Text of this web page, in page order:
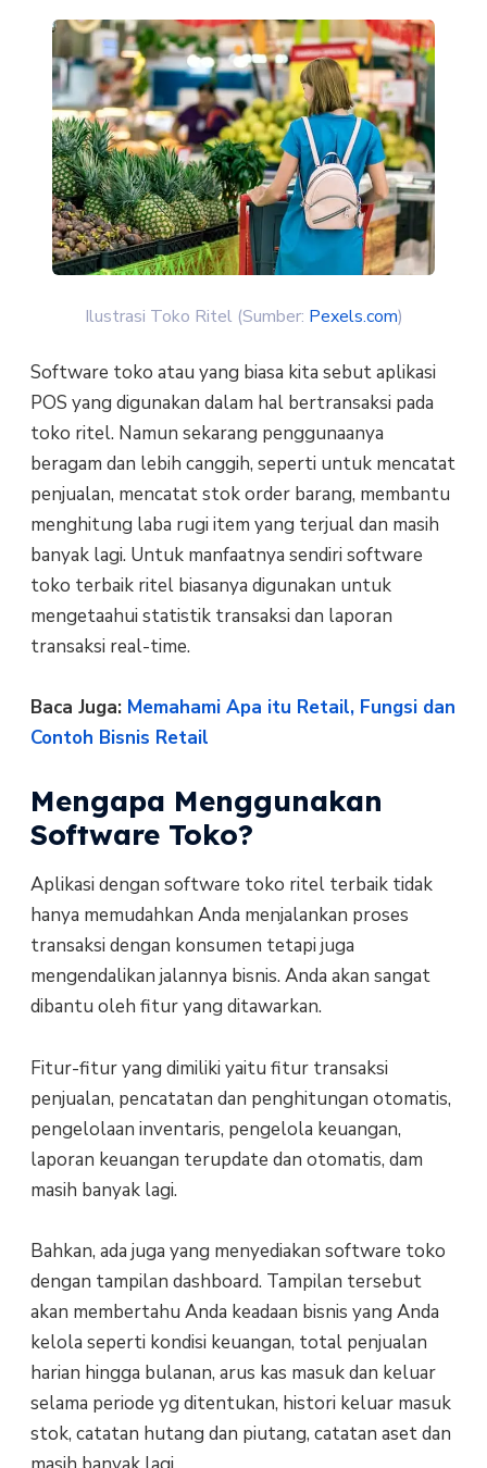
Ilustrasi Toko Ritel (Sumber: Pexels.com)
Software toko atau yang biasa kita sebut aplikasi
POS yang digunakan dalam hal bertransaksi pada
toko ritel. Namun sekarang penggunaanya
beragam dan lebih canggih, seperti untuk mencatat
penjualan, mencatat stok order barang, membantu
menghitung laba rugi item yang terjual dan masih
banyak lagi. Untuk manfaatnya sendiri software
toko terbaik ritel biasanya digunakan untuk
mengetaahui statistik transaksi dan laporan
transaksi real-time.
Baca Juga: Memahami Apa itu Retail, Fungsi dan
Contoh Bisnis Retail
Mengapa Menggunakan
Software Toko?
Aplikasi dengan software toko ritel terbaik tidak
hanya memudahkan Anda menjalankan proses
transaksi dengan konsumen tetapi juga
mengendalikan jalannya bisnis. Anda akan sangat
dibantu oleh fitur yang ditawarkan.
Fitur-fitur yang dimiliki yaitu fitur transaksi
penjualan, pencatatan dan penghitungan otomatis,
pengelolaan inventaris, pengelola keuangan,
laporan keuangan terupdate dan otomatis, dam
masih banyak lagi.
Bahkan, ada juga yang menyediakan software toko
dengan tampilan dashboard. Tampilan tersebut
akan membertahu Anda keadaan bisnis yang Anda
kelola seperti kondisi keuangan, total penjualan
harian hingga bulanan, arus kas masuk dan keluar
selama periode yg ditentukan, histori keluar masuk
stok, catatan hutang dan piutang, catatan aset dan